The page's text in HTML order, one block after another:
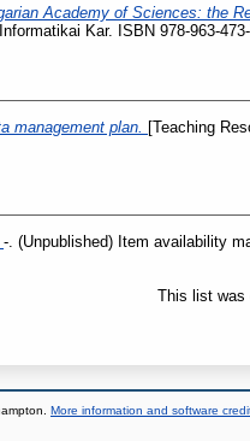
Academy of Sciences: the
Kar. ISBN 978-963-
management plan. [Teaching
-. (Unpublished) Item availability
This list was
More information and software